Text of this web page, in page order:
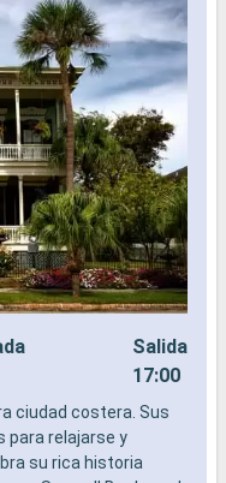
Salida
17:00
ciudad costera. Sus
para relajarse y
su rica historia